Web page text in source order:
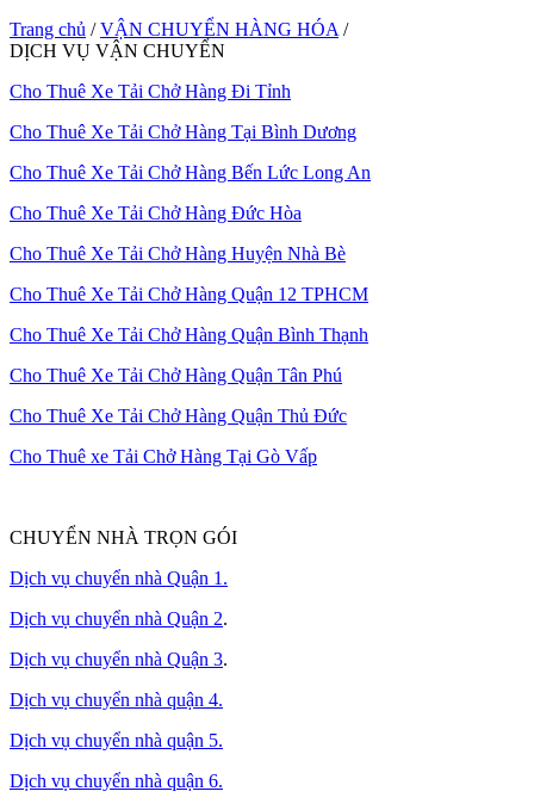
Trang chủ / VẬN CHUYỂN HÀNG HÓA /
DỊCH VỤ VẬN CHUYỂN
Cho Thuê Xe Tải Chở Hàng Đi Tỉnh
Cho Thuê Xe Tải Chở Hàng Tại Bình Dương
Cho Thuê Xe Tải Chở Hàng Bến Lức Long An
Cho Thuê Xe Tải Chở Hàng Đức Hòa
Cho Thuê Xe Tải Chở Hàng Huyện Nhà Bè
Cho Thuê Xe Tải Chở Hàng Quận 12 TPHCM
Cho Thuê Xe Tải Chở Hàng Quận Bình Thạnh
Cho Thuê Xe Tải Chở Hàng Quận Tân Phú
Cho Thuê Xe Tải Chở Hàng Quận Thủ Đức
Cho Thuê xe Tải Chở Hàng Tại Gò Vấp
CHUYỂN NHÀ TRỌN GÓI
Dịch vụ chuyển nhà Quận 1.
Dịch vụ chuyển nhà Quận 2.
Dịch vụ chuyển nhà Quận 3.
Dịch vụ chuyển nhà quận 4.
Dịch vụ chuyển nhà quận 5.
Dịch vụ chuyển nhà quận 6.